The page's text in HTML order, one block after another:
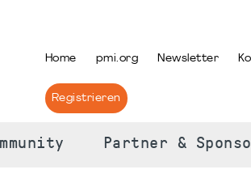
Home pmi.org Newsletter
Registrieren
Partner &